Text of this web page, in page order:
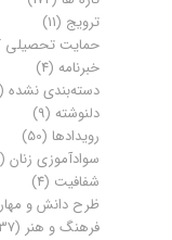
ترویج (11)
حمایت تحصیلی
خبرنامه (4)
دسته‌بندی نشده (36)
دلنوشته (9)
رویدادها (50)
سوادآموزی زنان (4)
شفافیت (4)
ظرح دانش و
فرهنگ و هنر (37)